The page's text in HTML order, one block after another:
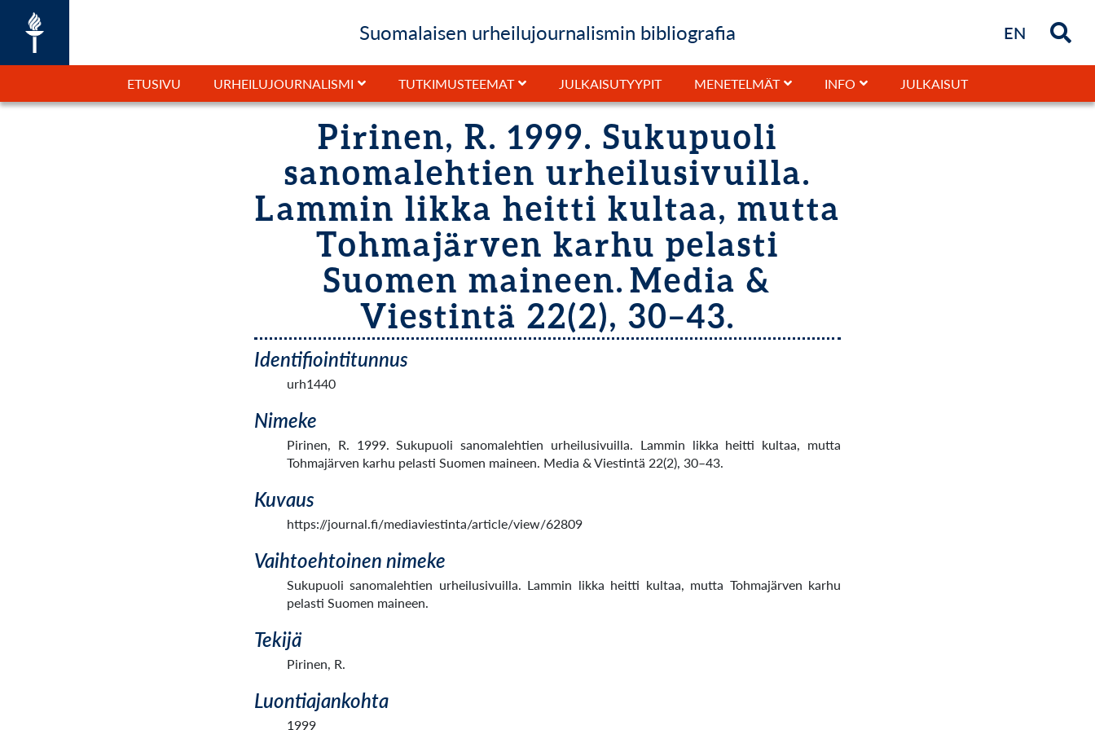
Suomalaisen urheilujournalismin bibliografia EN Briefly
ETUSIVU URHEILUJOURNALISMI TUTKIMUSTEEMAT JULKAISUTYYPIT MENETELMÄT INFO JULKAISUT
Pirinen, R. 1999. Sukupuoli
sanomalehtien urheilusivuilla.
Lammin likka heitti kultaa, mutta
Tohmajärven karhu pelasti
Suomen maineen. Media &
Viestintä 22(2), 30–43.
Identifiointitunnus
urh1440
Nimeke
Pirinen, R. 1999. Sukupuoli sanomalehtien urheilusivuilla. Lammin likka heitti kultaa, mutta
Tohmajärven karhu pelasti Suomen maineen. Media & Viestintä 22(2), 30–43.
Kuvaus
https://journal.fi/mediaviestinta/article/view/62809
Vaihtoehtoinen nimeke
Sukupuoli sanomalehtien urheilusivuilla. Lammin likka heitti kultaa, mutta Tohmajärven karhu
pelasti Suomen maineen.
Tekijä
Pirinen, R.
Luontiajankohta
1999